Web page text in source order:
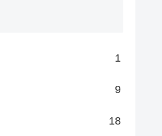
1
9
18